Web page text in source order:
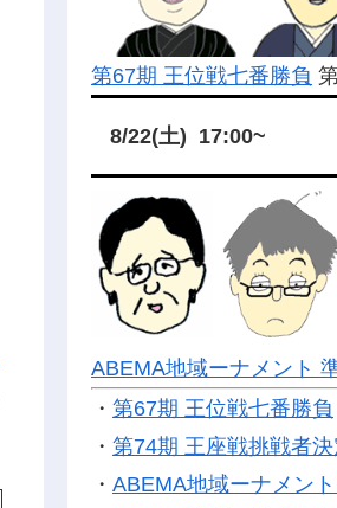
第67期 王位戦七番勝負
8/22(土) 17:00~
ABEMA地域ーナメント
・ 第67期 王位戦七番勝負
・ 第74期 王座戦挑戦者
・ ABEMA地域ーナメン